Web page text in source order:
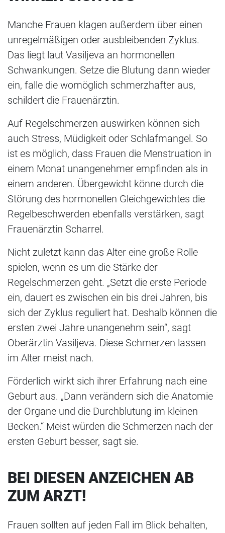
Manche Frauen klagen außerdem über einen
unregelmäßigen oder ausbleibenden Zyklus.
Das liegt laut Vasiljeva an hormonellen
Schwankungen. Setze die Blutung dann wieder
ein, falle die womöglich schmerzhafter aus,
schildert die Frauenärztin.
Auf Regelschmerzen auswirken können sich
auch Stress, Müdigkeit oder Schlafmangel. So
ist es möglich, dass Frauen die Menstruation in
einem Monat unangenehmer empfinden als in
einem anderen. Übergewicht könne durch die
Störung des hormonellen Gleichgewichtes die
Regelbeschwerden ebenfalls verstärken, sagt
Frauenärztin Scharrel.
Nicht zuletzt kann das Alter eine große Rolle
spielen, wenn es um die Stärke der
Regelschmerzen geht. „Setzt die erste Periode
ein, dauert es zwischen ein bis drei Jahren, bis
sich der Zyklus reguliert hat. Deshalb können die
ersten zwei Jahre unangenehm sein“, sagt
Oberärztin Vasiljeva. Diese Schmerzen lassen
im Alter meist nach.
Förderlich wirkt sich ihrer Erfahrung nach eine
Geburt aus. „Dann verändern sich die Anatomie
der Organe und die Durchblutung im kleinen
Becken.“ Meist würden die Schmerzen nach der
ersten Geburt besser, sagt sie.
BEI DIESEN ANZEICHEN AB
ZUM ARZT!
Frauen sollten auf jeden Fall im Blick behalten,